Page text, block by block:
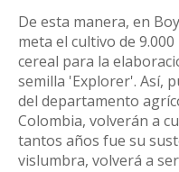
De esta manera, en
meta el cultivo de
cereal para la
semilla 'Explorer'. Así,
del departamento
Colombia, volverán a
tantos años fue su
vislumbra, volverá a